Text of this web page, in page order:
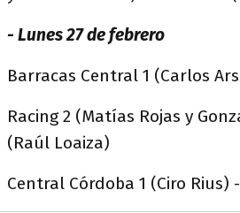
- Lunes 27 de febrero
Barracas Central 1 (Carlos
Racing 2 (Matías Rojas y
(Raúl Loaiza)
Central Córdoba 1 (Ciro Rius)